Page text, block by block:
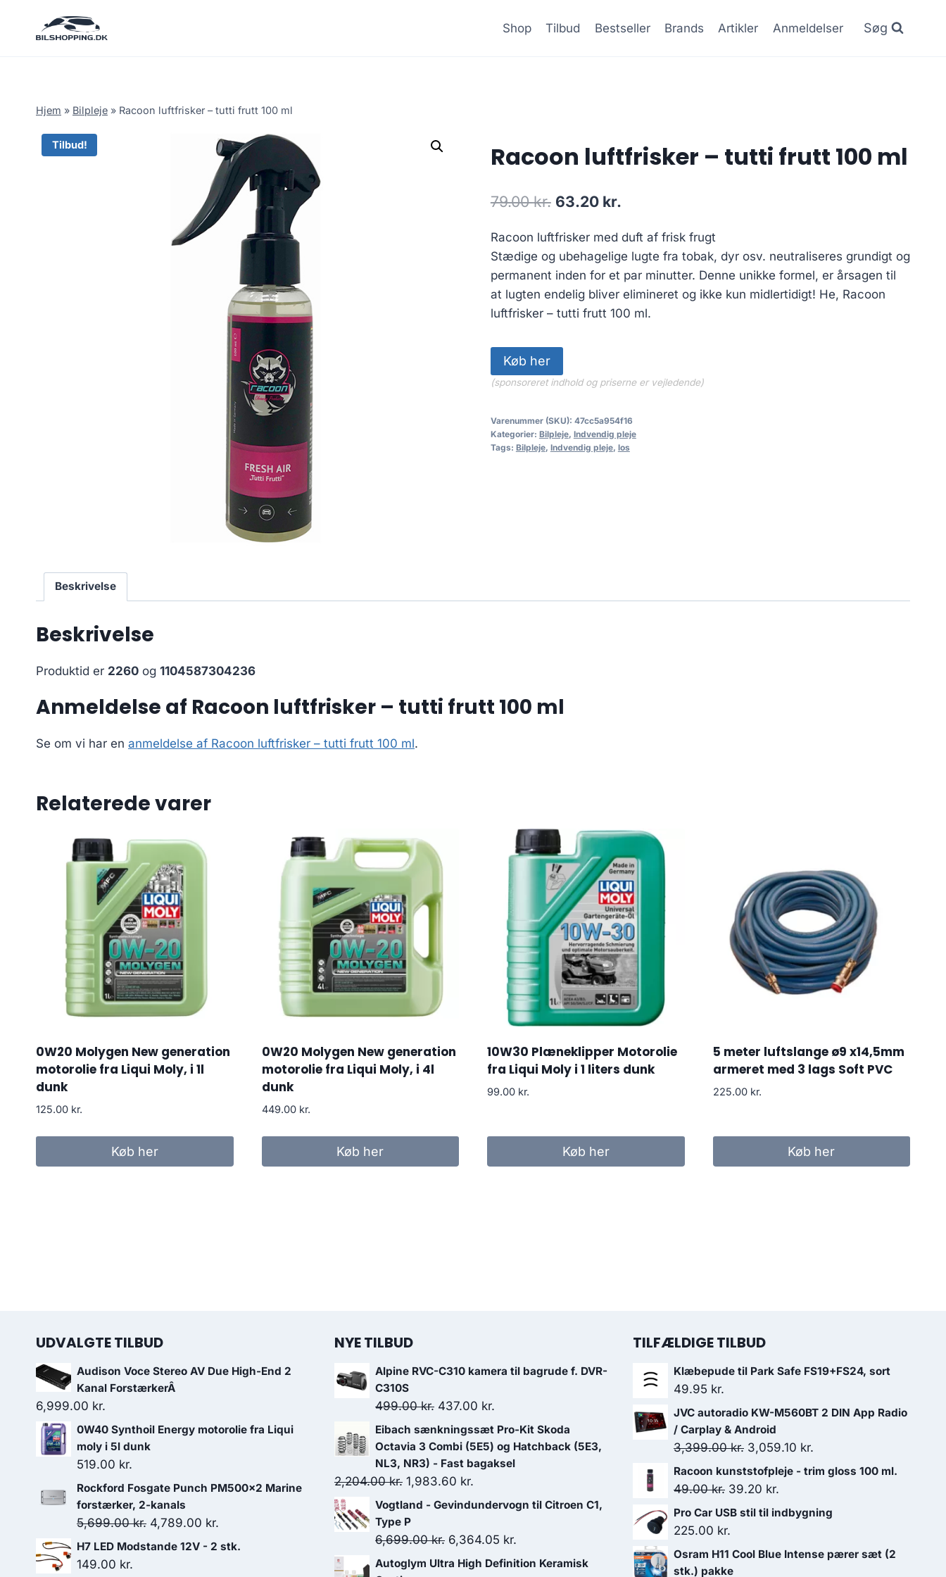
Shop Tilbud Bestseller Brands Artikler Anmeldelser Søg
Hjem » Bilpleje » Racoon luftfrisker – tutti frutt 100 ml
Tilbud! Racoon luftfrisker – tutti frutt 100 ml
79.00kr. Den
pris
var:
79.00 kr..
63.20 kr.
pris
er:
63.20 kr..
Racoon luftfrisker med duft af frisk frugt
Stædige og ubehagelige lugte fra tobak, dyr osv. neutraliseres grundigt og
permanent inden for et par minutter. Denne unikke formel, er årsagen til
at lugten endelig bliver elimineret og ikke kun midlertidigt! He, Racoon
luftfrisker – tutti frutt 100 ml.
Køb her
(sponsoreret indhold og priserne er vejledende)
Varenummer (SKU): 47cc5a954f16
Kategorier: Bilpleje, Indvendig pleje
Tags: Bilpleje, Indvendig pleje, los
Beskrivelse
Beskrivelse
Produktid er 2260 og 1104587304236
Anmeldelse af Racoon luftfrisker – tutti frutt 100 ml
Se om vi har en anmeldelse af Racoon luftfrisker – tutti frutt 100 ml.
Relaterede varer
0W20 Molygen New generation
motorolie fra Liqui Moly, i 1l
dunk
125.00 kr.
Køb her
0W20 Molygen New generation
motorolie fra Liqui Moly, i 4l
dunk
449.00 kr.
Køb her
10W30 Plæneklipper Motorolie
fra Liqui Moly i 1 liters dunk
99.00 kr.
Køb her
5 meter luftslange ø9 x14,5mm
armeret med 3 lags Soft PVC
225.00 kr.
Køb her
UDVALGTE TILBUD
Audison Voce Stereo AV Due High-End 2
Kanal ForstærkerÂ
6,999.00 kr.
0W40 Synthoil Energy motorolie fra Liqui
moly i 5l dunk
519.00 kr.
Rockford Fosgate Punch PM500x2 Marine
forstærker, 2-kanals
5,699.00kr. Den
oprindelige
4,789.00 kr.
aktuelle
H7 LED Modstande 12V - 2 stk.
149.00 kr.
NYE TILBUD
Alpine RVC-C310 kamera til bagrude f. DVR-
C310S
499.00kr. Den
oprindelige
pris
var:
499.00 kr..
437.00 kr.
aktuelle
pris
er:
Eibach sænkningssæt Pro-Kit Skoda
Octavia 3 Combi (5E5) og Hatchback (5E3,
NL3, NR3) - Fast bagaksel
2,204.00kr. Den
oprindelige
pris
var:
2,204.00 kr..
1,983.60 kr.
aktuelle
er:
1,983.60 kr..
Vogtland - Gevindundervogn til Citroen C1,
Type P
6,699.00kr. Den
oprindelige
6,364.05 kr.
aktuelle
Autoglym Ultra High Definition Keramisk
TILFÆLDIGE TILBUD
Klæbepude til Park Safe FS19+FS24, sort
49.95 kr.
JVC autoradio KW-M560BT 2 DIN App Radio
/ Carplay & Android
3,399.00kr. Den
oprindelige
pris
3,399.00 kr..
3,059.10 kr.
aktuelle
3,059.10 kr..
Racoon kunststofpleje - trim gloss 100 ml.
49.00kr. Den
oprindelige
39.20 kr.
aktuelle
39.20 kr..
Pro Car USB stil til indbygning
225.00 kr.
Osram H11 Cool Blue Intense pærer sæt (2
stk.) pakke